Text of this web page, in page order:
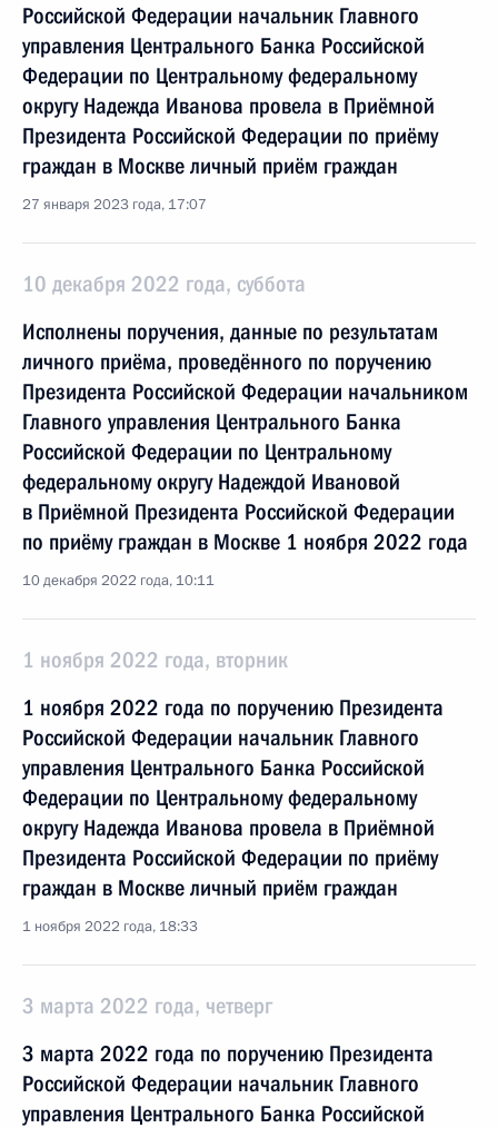
Российской Федерации начальник Главного
управления Центрального Банка Российской
Федерации по Центральному федеральному
округу Надежда Иванова провела в Приёмной
Президента Российской Федерации по приёму
граждан в Москве личный приём граждан
27 января 2023 года, 17:07
10 декабря 2022 года, суббота
Исполнены поручения, данные по результатам
личного приёма, проведённого по поручению
Президента Российской Федерации начальником
Главного управления Центрального Банка
Российской Федерации по Центральному
федеральному округу Надеждой Ивановой
в Приёмной Президента Российской Федерации
по приёму граждан в Москве 1 ноября 2022 года
10 декабря 2022 года, 10:11
1 ноября 2022 года, вторник
1 ноября 2022 года по поручению Президента
Российской Федерации начальник Главного
управления Центрального Банка Российской
Федерации по Центральному федеральному
округу Надежда Иванова провела в Приёмной
Президента Российской Федерации по приёму
граждан в Москве личный приём граждан
1 ноября 2022 года, 18:33
3 марта 2022 года, четверг
3 марта 2022 года по поручению Президента
Российской Федерации начальник Главного
управления Центрального Банка Российской